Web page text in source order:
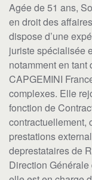
Agée de 51 ans,
en droit des
dispose d’une
juriste spécialisée
notamment en
CAPGEMINI
complexes. Elle
fonction de
contractuellement,
prestations
deprestataires de
Direction